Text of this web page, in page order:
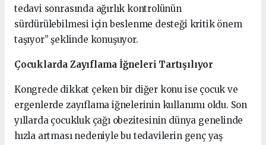
tedavi sonrasında ağırlık kontrolünün
sürdürülebilmesi için beslenme desteği kritik önem
taşıyor” şeklinde konuşuyor.
Çocuklarda Zayıflama İğneleri Tartışılıyor
Kongrede dikkat çeken bir diğer konu ise çocuk ve
ergenlerde zayıflama iğnelerinin kullanımı oldu. Son
yıllarda çocukluk çağı obezitesinin dünya genelinde
hızla artması nedeniyle bu tedavilerin genç yaş